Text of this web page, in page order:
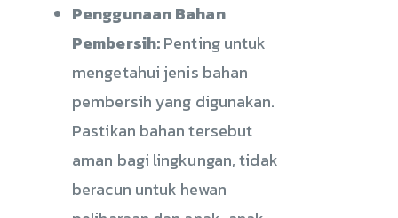
Penggunaan Bahan
Pembersih:Penting untuk
mengetahui jenis bahan
pembersih yang digunakan.
Pastikan bahan tersebut
aman bagi lingkungan, tidak
beracun untuk hewan